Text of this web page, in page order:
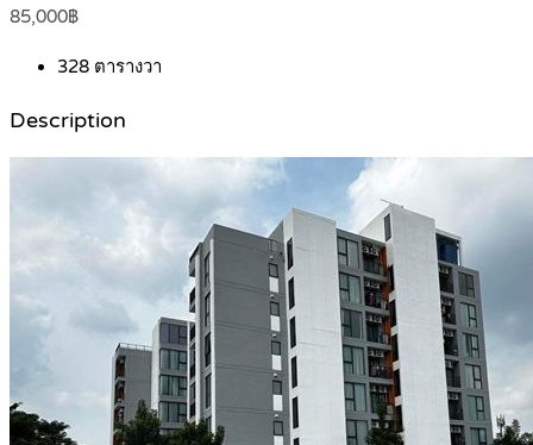
85,000฿
328 ตารางวา
Description